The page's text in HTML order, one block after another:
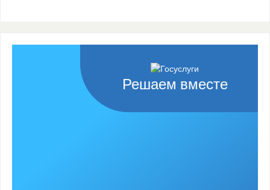
Решаем вместе